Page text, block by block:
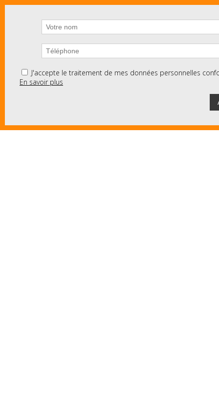
J'accepte le traitement de mes données personnelles
En savoir plus